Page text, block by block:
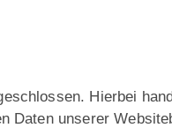
Hierbei
Daten unserer